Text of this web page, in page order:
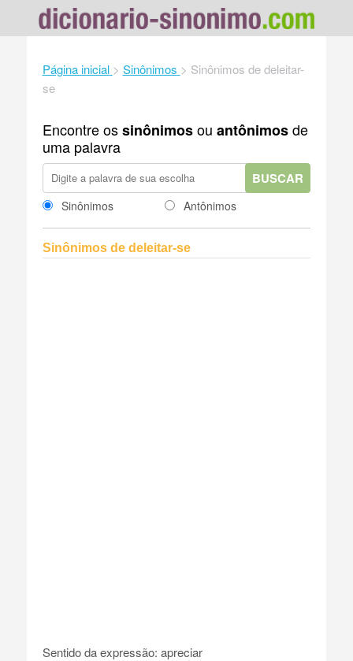
Página inicial > Sinônimos > Sinônimos de deleitar-
se
Encontre ossinônimosou antônimosde
uma palavra
BUSCAR
Sinônimos Antônimos
Sinônimos de deleitar-se
Sentido da expressão: apreciar